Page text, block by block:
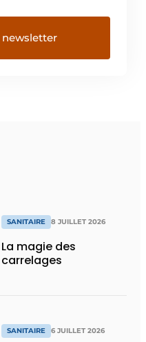
SANITAIRE 8 JUILLET 2026
La magie des
carrelages
SANITAIRE 6 JUILLET 2026